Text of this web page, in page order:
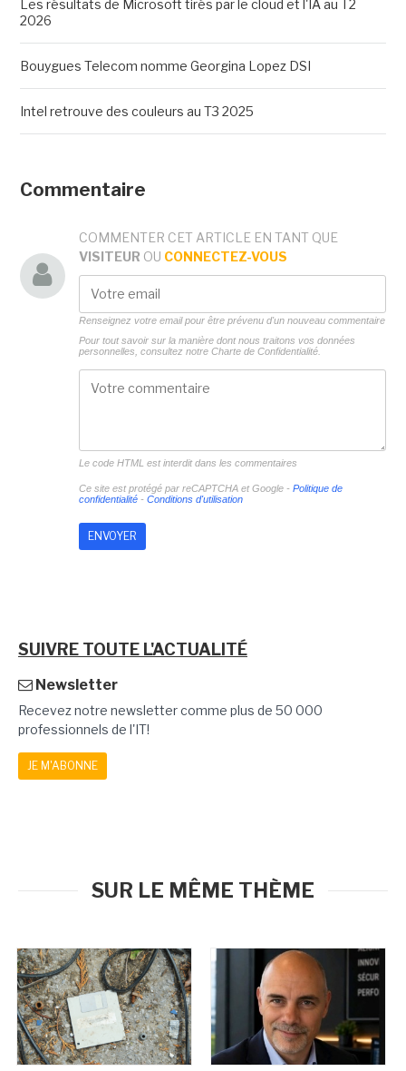
Les résultats de Microsoft tirés par le cloud et l'IA au T2
2026
Bouygues Telecom nomme Georgina Lopez DSI
Intel retrouve des couleurs au T3 2025
Commentaire
COMMENTER CET ARTICLE EN TANT QUE
VISITEUR OU CONNECTEZ-VOUS
Renseignez votre email pour être prévenu d'un nouveau commentaire
Pour tout savoir sur la manière dont nous traitons vos données
personnelles, consultez notre Charte de Confidentialité.
Le code HTML est interdit dans les commentaires
Ce site est protégé par reCAPTCHA et Google - Politique de
confidentialité- Conditions d'utilisation
SUIVRE TOUTE L'ACTUALITÉ
Newsletter
Recevez notre newsletter comme plus de 50 000
professionnels de l'IT!
JE M'ABONNE
SUR LE MÊME THÈME